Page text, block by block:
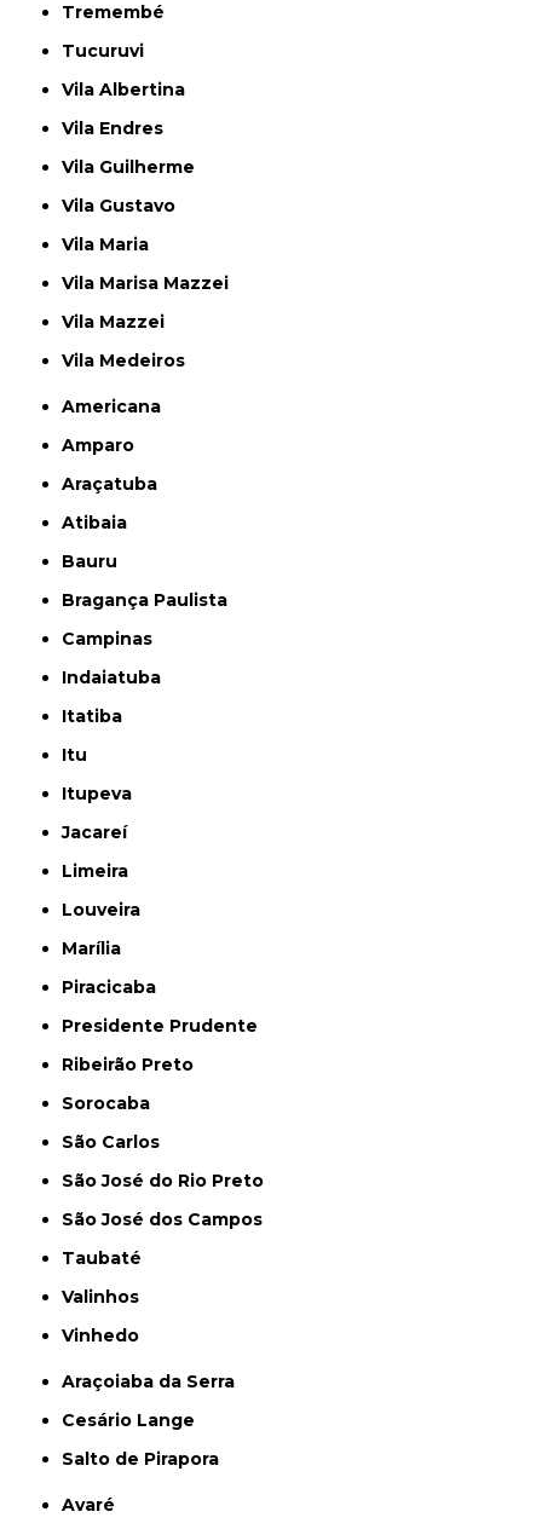
Tremembé
Tucuruvi
Vila Albertina
Vila Endres
Vila Guilherme
Vila Gustavo
Vila Maria
Vila Marisa Mazzei
Vila Mazzei
Vila Medeiros
Americana
Amparo
Araçatuba
Atibaia
Bauru
Bragança Paulista
Campinas
Indaiatuba
Itatiba
Itu
Itupeva
Jacareí
Limeira
Louveira
Marília
Piracicaba
Presidente Prudente
Ribeirão Preto
Sorocaba
São Carlos
São José do Rio Preto
São José dos Campos
Taubaté
Valinhos
Vinhedo
Araçoiaba da Serra
Cesário Lange
Salto de Pirapora
Avaré